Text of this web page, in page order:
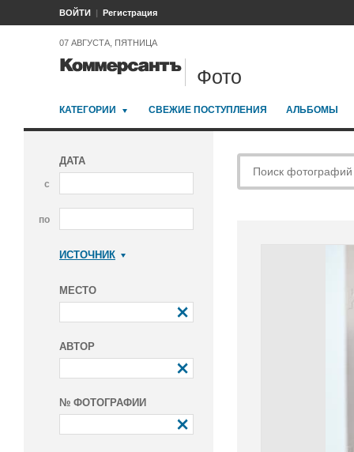
ВОЙТИ Регистрация
07 АВГУСТА, ПЯТНИЦА
Фото
КАТЕГОРИИ СВЕЖИЕ ПОСТУПЛЕНИЯ АЛЬБОМЫ
ДАТА
с
по
ИСТОЧНИК
МЕСТО
АВТОР
№ ФОТОГРАФИИ